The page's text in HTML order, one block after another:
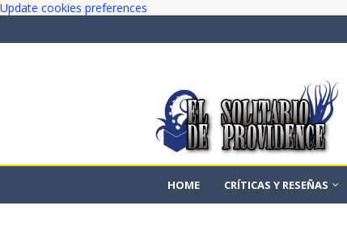
Update cookies preferences
HOME CRÍTICAS Y RESEÑAS